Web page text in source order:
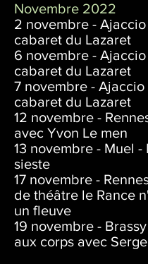
Novembre 2022
2 novembre - Ajaccio
cabaret du Lazaret
6 novembre - Ajaccio
cabaret du Lazaret
7 novembre - Ajaccio
cabaret du Lazaret
12 novembre -
avec Yvon Le men
13 novembre - Muel -
sieste
17 novembre -
de théâtre le Rance
un fleuve
19 novembre -
aux corps avec